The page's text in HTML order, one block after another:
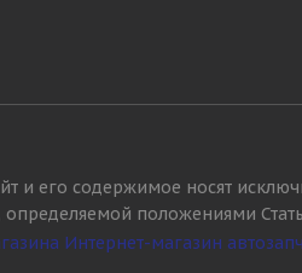
и его содержимое носят
положениями